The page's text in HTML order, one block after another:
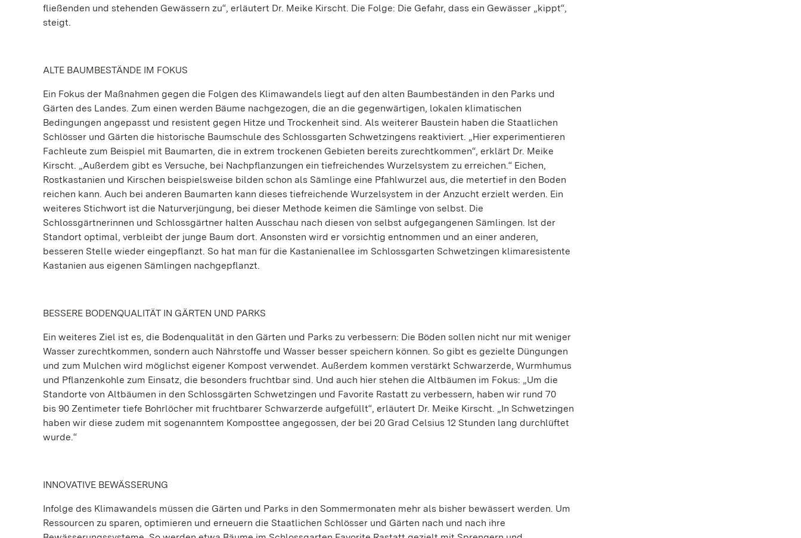
fließenden und stehenden Gewässern zu“, erläutert Dr. Meike Kirscht. Die Folge: Die Gefahr, dass ein Gewässer „kippt“,
steigt.
ALTE BAUMBESTÄNDE IM FOKUS
Ein Fokus der Maßnahmen gegen die Folgen des Klimawandels liegt auf den alten Baumbeständen in den Parks und
Gärten des Landes. Zum einen werden Bäume nachgezogen, die an die gegenwärtigen, lokalen klimatischen
Bedingungen angepasst und resistent gegen Hitze und Trockenheit sind. Als weiterer Baustein haben die Staatlichen
Schlösser und Gärten die historische Baumschule des Schlossgarten Schwetzingens reaktiviert. „Hier experimentieren
Fachleute zum Beispiel mit Baumarten, die in extrem trockenen Gebieten bereits zurechtkommen“, erklärt Dr. Meike
Kirscht. „Außerdem gibt es Versuche, bei Nachpflanzungen ein tiefreichendes Wurzelsystem zu erreichen.“ Eichen,
Rostkastanien und Kirschen beispielsweise bilden schon als Sämlinge eine Pfahlwurzel aus, die metertief in den Boden
reichen kann. Auch bei anderen Baumarten kann dieses tiefreichende Wurzelsystem in der Anzucht erzielt werden. Ein
weiteres Stichwort ist die Naturverjüngung, bei dieser Methode keimen die Sämlinge von selbst. Die
Schlossgärtnerinnen und Schlossgärtner halten Ausschau nach diesen von selbst aufgegangenen Sämlingen. Ist der
Standort optimal, verbleibt der junge Baum dort. Ansonsten wird er vorsichtig entnommen und an einer anderen,
besseren Stelle wieder eingepflanzt. So hat man für die Kastanienallee im Schlossgarten Schwetzingen klimaresistente
Kastanien aus eigenen Sämlingen nachgepflanzt.
BESSERE BODENQUALITÄT IN GÄRTEN UND PARKS
Ein weiteres Ziel ist es, die Bodenqualität in den Gärten und Parks zu verbessern: Die Böden sollen nicht nur mit weniger
Wasser zurechtkommen, sondern auch Nährstoffe und Wasser besser speichern können. So gibt es gezielte Düngungen
und zum Mulchen wird möglichst eigener Kompost verwendet. Außerdem kommen verstärkt Schwarzerde, Wurmhumus
und Pflanzenkohle zum Einsatz, die besonders fruchtbar sind. Und auch hier stehen die Altbäumen im Fokus: „Um die
Standorte von Altbäumen in den Schlossgärten Schwetzingen und Favorite Rastatt zu verbessern, haben wir rund 70
bis 90 Zentimeter tiefe Bohrlöcher mit fruchtbarer Schwarzerde aufgefüllt“, erläutert Dr. Meike Kirscht. „In Schwetzingen
haben wir diese zudem mit sogenanntem Komposttee angegossen, der bei 20 Grad Celsius 12 Stunden lang durchlüftet
wurde.“
INNOVATIVE BEWÄSSERUNG
Infolge des Klimawandels müssen die Gärten und Parks in den Sommermonaten mehr als bisher bewässert werden. Um
Ressourcen zu sparen, optimieren und erneuern die Staatlichen Schlösser und Gärten nach und nach ihre